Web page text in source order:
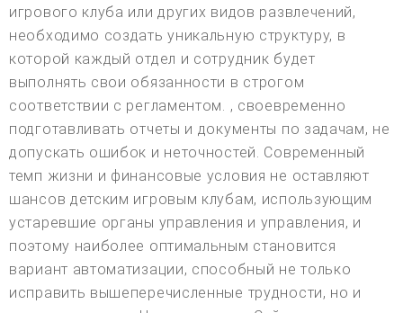
игрового клуба или других видов развлечений,
необходимо создать уникальную структуру, в
которой каждый отдел и сотрудник будет
выполнять свои обязанности в строгом
соответствии с регламентом. , своевременно
подготавливать отчеты и документы по задачам, не
допускать ошибок и неточностей. Современный
темп жизни и финансовые условия не оставляют
шансов детским игровым клубам, использующим
устаревшие органы управления и управления, и
поэтому наиболее оптимальным становится
вариант автоматизации, способный не только
исправить вышеперечисленные трудности, но и